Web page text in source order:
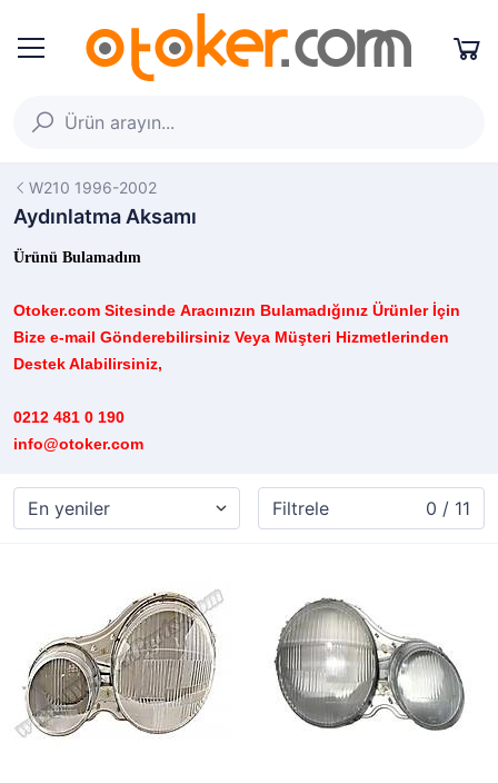
W210 1996-2002
Aydınlatma Aksamı
Ürünü Bulamadım
Otoker.com Sitesinde Aracınızın Bulamadığınız Ürünler İçin
Bize e-mail Gönderebilirsiniz Veya Müşteri Hizmetlerinden
Destek Alabilirsiniz,
0212 481 0 190
info@otoker.com
Filtrele 0 / 11